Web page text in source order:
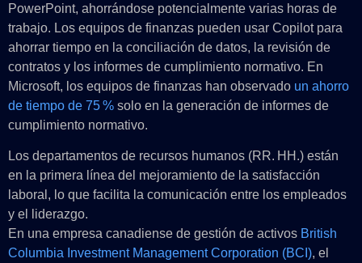
PowerPoint, ahorrándose potencialmente varias horas de
trabajo. Los equipos de finanzas pueden usar Copilot para
ahorrar tiempo en la conciliación de datos, la revisión de
contratos y los informes de cumplimiento normativo. En
Microsoft, los equipos de finanzas han observado un ahorro
de tiempo de 75 % solo en la generación de informes de
cumplimiento normativo.
Los departamentos de recursos humanos (RR. HH.) están
en la primera línea del mejoramiento de la satisfacción
laboral, lo que facilita la comunicación entre los empleados
y el liderazgo.
En una empresa canadiense de gestión de activos British
Columbia Investment Management Corporation (BCI), el